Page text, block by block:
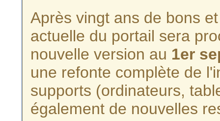
Après vingt ans de bons
actuelle du portail sera
nouvelle version au 1er
une refonte complète de
supports (ordinateurs,
également de nouvelles